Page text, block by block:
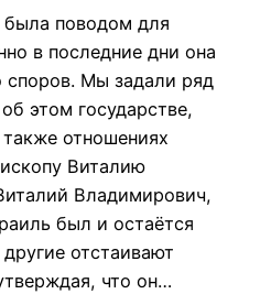
была поводом для
в последние дни она
споров. Мы задали ряд
этом государстве,
отношениях
Виталию
Владимирович,
был и остаётся
отстаивают
что он…